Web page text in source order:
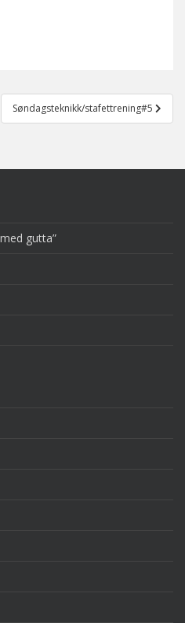
Søndagsteknikk/stafettrening#5
gutta”